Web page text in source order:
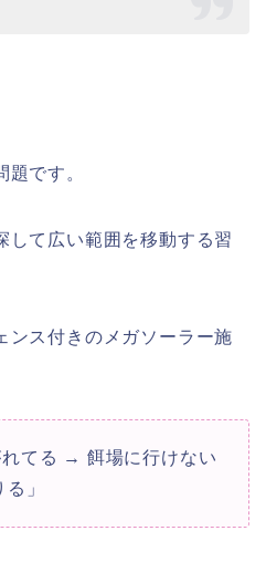
です。
して広い範囲を移動する習
ンス付きのメガソーラー施
れてる → 餌場に行けない
」